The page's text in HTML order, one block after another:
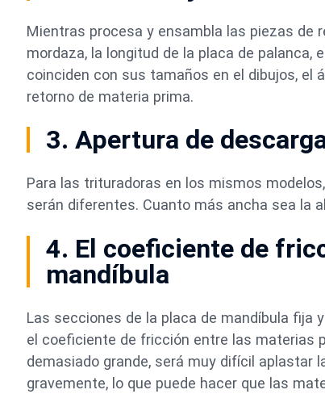
Mientras procesa y ensambla las piezas de
mordaza, la longitud de la placa de palanca,
coinciden con sus tamaños en el dibujos, el
retorno de materia prima.
3. Apertura de
Para las trituradoras en los mismos
serán diferentes. Cuanto más ancha sea la
4. El coeficiente de
mandíbula
Las secciones de la placa de mandíbula fija
el coeficiente de fricción entre las materias
demasiado grande, será muy difícil aplastar
gravemente, lo que puede hacer que las